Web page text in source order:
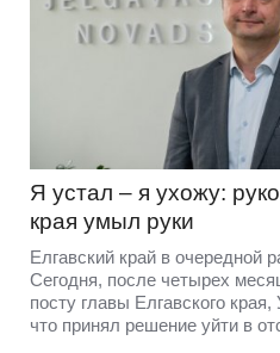
Я устал – я ухожу:
края умыл руки
Елгавский край в очередной
Сегодня, после четырех
посту главы Елгавского
что принял решение уйти в